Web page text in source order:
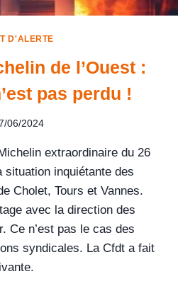
D'ALERTE
de l’Ouest :
pas perdu !
06/2024
extraordinaire du 26
situation inquiétante des
Cholet, Tours et Vannes.
avec la direction des
Ce n’est pas le cas des
syndicales. La Cfdt a fait